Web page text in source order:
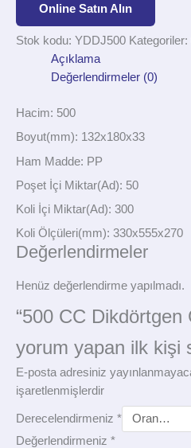
Online Satın Alın
Stok kodu: YDDJ500 Kategoriler:
Açıklama
Değerlendirmeler (0)
Hacim: 500
Boyut(mm): 132x180x33
Ham Madde: PP
Poşet İçi Miktar(Ad): 50
Koli İçi Miktar(Ad): 300
Koli Ölçüleri(mm): 330x555x270
Değerlendirmeler
Henüz değerlendirme yapılmadı.
“500 CC Dikdörtgen
yorum yapan ilk kişi
E-posta adresiniz
işaretlenmişlerdir
Derecelendirmeniz *
Değerlendirmeniz *